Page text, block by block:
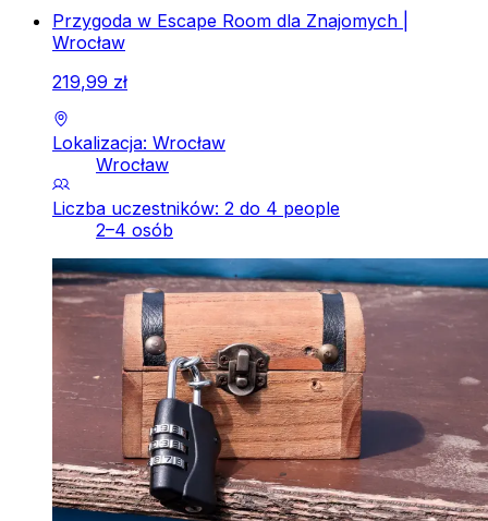
Przygoda w Escape Room dla Znajomych |
Wrocław
219,99 zł
Lokalizacja: Wrocław
Wrocław
Liczba uczestników: 2 do 4 people
2–4 osób